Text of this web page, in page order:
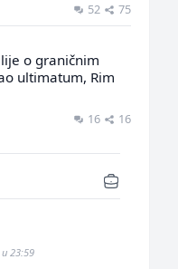
52 75
o graničnim
ultimatum, Rim
16 16
23:59